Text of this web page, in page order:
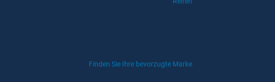
Finden Sie Ihre bevorzugte Marke